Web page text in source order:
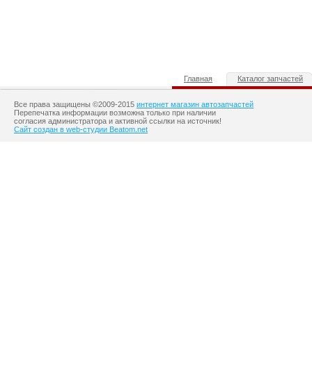
Главная Каталог запчастей
Все права защищены ©2009-2015 интернет магазин автозапчастей
Перепечатка информации возможна только при наличии
согласия администратора и активной ссылки на источник!
Сайт создан в web-студии Beatom.net